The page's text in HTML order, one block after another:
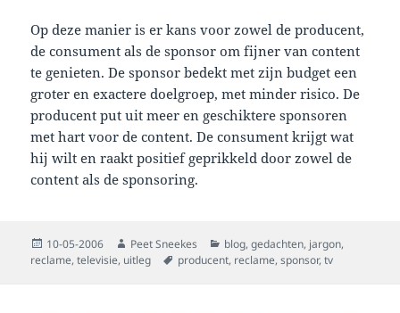
Op deze manier is er kans voor zowel de producent,
de consument als de sponsor om fijner van content
te genieten. De sponsor bedekt met zijn budget een
groter en exactere doelgroep, met minder risico. De
producent put uit meer en geschiktere sponsoren
met hart voor de content. De consument krijgt wat
hij wilt en raakt positief geprikkeld door zowel de
content als de sponsoring.
Posted
on
10-05-2006 Author
Peet Sneekes Categories
blog,gedachten, jargon,
reclame,televisie, uitleg Tags
producent, reclame,sponsor,tv